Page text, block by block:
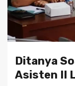
Ditanya
Asisten II